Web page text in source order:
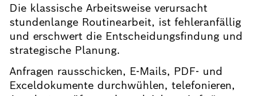
Die klassische Arbeitsweise verursacht
stundenlange Routinearbeit, ist fehleranfällig
und erschwert die Entscheidungsfindung und
strategische Planung.
Anfragen rausschicken, E-Mails, PDF- und
Exceldokumente durchwühlen, telefonieren,